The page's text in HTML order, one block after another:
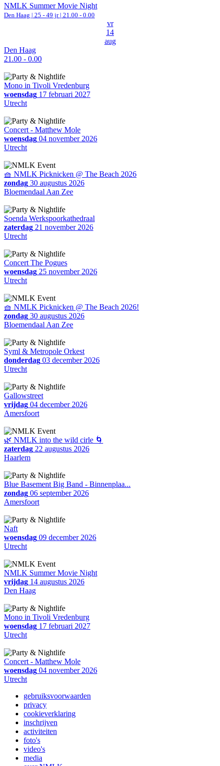
NMLK Summer Movie Night
Den Haag | 25 - 49 jr | 21.00 - 0.00
vr
14
aug
Den Haag
21.00 - 0.00
Mono in Tivoli Vredenburg
woensdag 17 februari 2027
Utrecht
Concert - Matthew Mole
woensdag 04 november 2026
Utrecht
🧺 NMLK Picknicken @ The Beach 2026
zondag 30 augustus 2026
Bloemendaal Aan Zee
Soenda Werkspoorkathedraal
zaterdag 21 november 2026
Utrecht
Concert The Pogues
woensdag 25 november 2026
Utrecht
🧺 NMLK Picknicken @ The Beach 2026!
zondag 30 augustus 2026
Bloemendaal Aan Zee
Syml & Metropole Orkest
donderdag 03 december 2026
Utrecht
Gallowstreet
vrijdag 04 december 2026
Amersfoort
🌿 NMLK into the wild cirle 🌀
zaterdag 22 augustus 2026
Haarlem
Blue Basement Big Band - Binnenplaa...
zondag 06 september 2026
Amersfoort
Naft
woensdag 09 december 2026
Utrecht
NMLK Summer Movie Night
vrijdag 14 augustus 2026
Den Haag
Mono in Tivoli Vredenburg
woensdag 17 februari 2027
Utrecht
Concert - Matthew Mole
woensdag 04 november 2026
Utrecht
gebruiksvoorwaarden
privacy
cookieverklaring
inschrijven
activiteiten
foto's
video's
media